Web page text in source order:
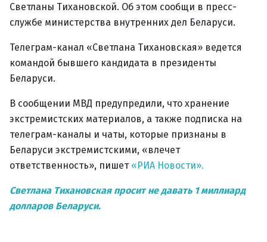
Светланы Тихановской. Об этом сообщи в пресс-
службе министерства внутренних дел Беларуси.
Телеграм-канал «Светлана Тихановская» ведется
командой бывшего кандидата в президенты
Беларуси.
В сообщении МВД предупредили, что хранение
экстремистских материалов, а также подписка на
телеграм-каналы и чаты, которые признаны в
Беларуси экстремистскими, «влечет
ответственность», пишет «РИА Новости».
Светлана Тихановская просит не давать 1 миллиард
долларов Беларуси.